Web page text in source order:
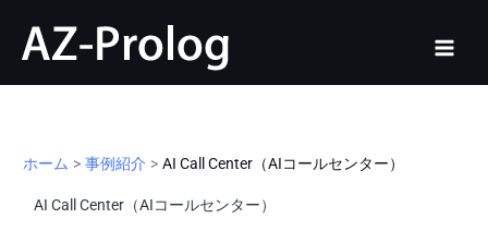
ホーム 事例紹介 AI Call Center（AIコールセンター）
AI Call Center（AIコールセンター）